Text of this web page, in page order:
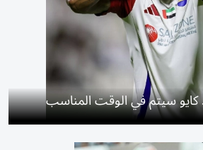
كايو سيتم في الوقت المناسب